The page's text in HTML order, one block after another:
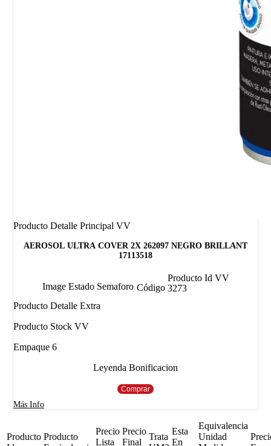
Producto Detalle Principal VV
AEROSOL ULTRA COVER 2X 262097 NEGRO BRILLANT
17113518
Image Estado Semaforo Código
Producto Id VV
3273
Producto Detalle Extra
Producto Stock VV
Empaque 6
Leyenda Bonificacion
Comprar
Más Info
Producto Producto
Precio
Lista
Precio
Final
Trata
Esta
En
Equivalencia
Unidad